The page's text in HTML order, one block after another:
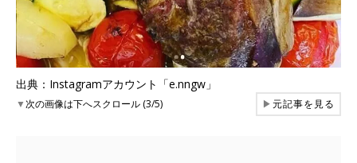
出典：Instagramアカウント「e.nngw」
▼次の画像は下へスクロール (3/5) ▶元記事を見る